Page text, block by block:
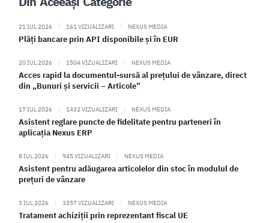
21 IUL 2026 | 161 VIZUALIZARI | NEXUS MEDIA
Plăți bancare prin API disponibile și în EUR
20 IUL 2026 | 1504 VIZUALIZARI | NEXUS MEDIA
Acces rapid la documentul-sursă al prețului de vânzare, direct
din „Bunuri și servicii – Articole”
17 IUL 2026 | 1432 VIZUALIZARI | NEXUS MEDIA
Asistent reglare puncte de fidelitate pentru parteneri în
aplicația Nexus ERP
8 IUL 2026 | 945 VIZUALIZARI | NEXUS MEDIA
Asistent pentru adăugarea articolelor din stoc în modulul de
prețuri de vânzare
3 IUL 2026 | 3357 VIZUALIZARI | NEXUS MEDIA
Tratament achiziții prin reprezentant fiscal UE